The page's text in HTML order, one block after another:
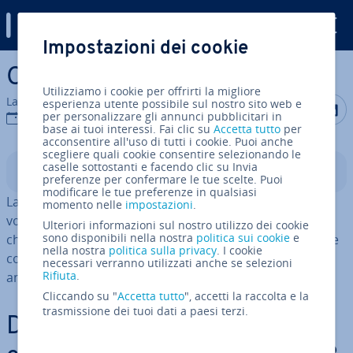
Vai al contenuto prin­ci­pa­le
Cos’è il web design?
La redazione di IONOS
22 ago 2023
Condividi
Indice
La prima im­pres­sio­ne conta: ciò che determina la
volontà dell’utente di rimanere sul tuo sito web o di
chiudere im­me­dia­ta­men­te la scheda è il suo design, che
comprende il layout, la grafica, le funzioni e molto altro
ancora.
De­fi­ni­zio­ne di web design:
Impostazioni dei cookie
Utilizziamo i cookie per offrirti la migliore
esperienza utente possibile sul nostro sito web e
per personalizzare gli annunci pubblicitari in
base ai tuoi interessi. Fai clic suAccetta tutto per
acconsentire all'uso di tutti i cookie. Puoi anche
scegliere quali cookie consentire selezionando le
caselle sottostanti e facendo clic su Invia
preferenze per confermare le tue scelte. Puoi
modificare le tue preferenze in qualsiasi
momento nelle impostazioni.
Ulteriori informazioni sul nostro utilizzo dei cookie
sono disponibili nella nostra politica sui cookie e
nella nostra politica sulla privacy. I cookie
necessari verranno utilizzati anche se selezioni
Rifiuta.
Cliccando su "Accetta tutto", accetti la raccolta e la
trasmissione dei tuoi dati a paesi terzi.